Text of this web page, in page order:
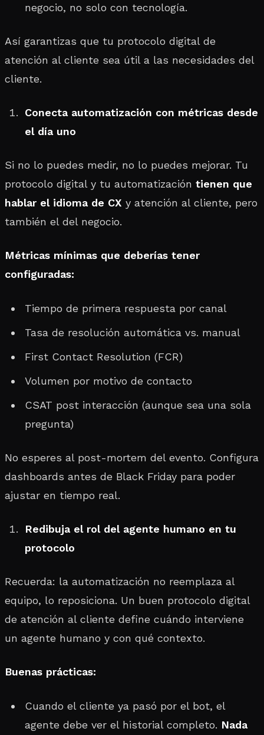
negocio, no solo con tecnología.
Así garantizas que tu protocolo digital de
atención al cliente sea útil a las necesidades del
cliente.
Conecta automatización con métricas desde
el día uno
Si no lo puedes medir, no lo puedes mejorar. Tu
protocolo digital y tu automatización tienen que
hablar el idioma de CX y atención al cliente, pero
también el del negocio.
Métricas mínimas que deberías tener
configuradas:
Tiempo de primera respuesta por canal
Tasa de resolución automática vs. manual
First Contact Resolution (FCR)
Volumen por motivo de contacto
CSAT post interacción (aunque sea una sola
pregunta)
No esperes al post-mortem del evento. Configura
dashboards antes de Black Friday para poder
ajustar en tiempo real.
Redibuja el rol del agente humano en tu
protocolo
Recuerda: la automatización no reemplaza al
equipo, lo reposiciona. Un buen protocolo digital
de atención al cliente define cuándo interviene
un agente humano y con qué contexto.
Buenas prácticas:
Cuando el cliente ya pasó por el bot, el
agente debe ver el historial completo. Nada